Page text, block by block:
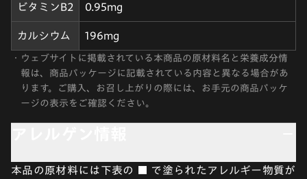
ビタミンB2 0.95mg
カルシウム 196mg
・ ウェブサイトに掲載されている本商品の原材料名と栄養成分情
報は、商品パッケージに記載されている内容と異なる場合があ
ります。ご購入、お召し上がりの際には、お手元の商品パッケ
ージの表示をご確認ください。
本品の原材料には下表の ■ で塗られたアレルギー物質が